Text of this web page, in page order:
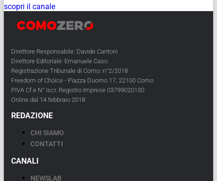
scopri il canale
Direttore Responsabile: Davide Cantoni
Direttore Editoriale: Emanuele Caso
Registrazione Tribunale di Como: n°2/2018
Freedom of Choice - Piazza Duomo 17, 22100 Como
PIVA Cf e N° Iscr. Registro Imprese 03799020130
Online dal 14 febbraio 2018
REDAZIONE
CHI SIAMO
CONTATTI
CANALI
NEWSLAB